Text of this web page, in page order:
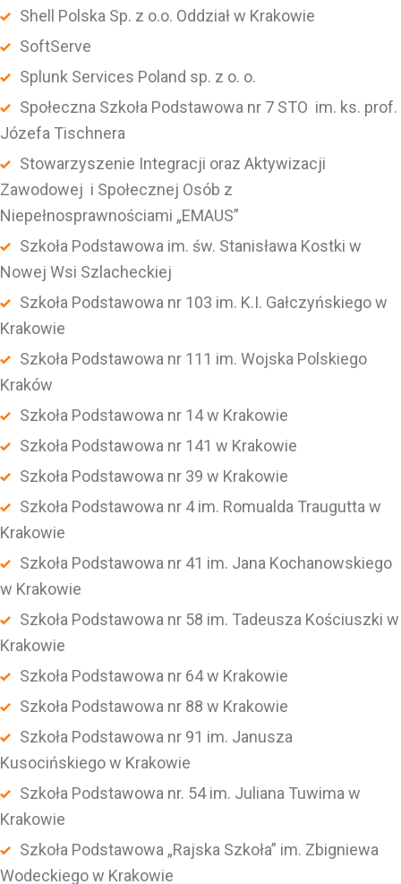
Shell Polska Sp. z o.o. Oddział w Krakowie
SoftServe
Splunk Services Poland sp. z o. o.
Społeczna Szkoła Podstawowa nr 7 STO im. ks. prof.
Józefa Tischnera
Stowarzyszenie Integracji oraz Aktywizacji
Zawodowej i Społecznej Osób z
Niepełnosprawnościami „EMAUS”
Szkoła Podstawowa im. św. Stanisława Kostki w
Nowej Wsi Szlacheckiej
Szkoła Podstawowa nr 103 im. K.I. Gałczyńskiego w
Krakowie
Szkoła Podstawowa nr 111 im. Wojska Polskiego
Kraków
Szkoła Podstawowa nr 14 w Krakowie
Szkoła Podstawowa nr 141 w Krakowie
Szkoła Podstawowa nr 39 w Krakowie
Szkoła Podstawowa nr 4 im. Romualda Traugutta w
Krakowie
Szkoła Podstawowa nr 41 im. Jana Kochanowskiego
w Krakowie
Szkoła Podstawowa nr 58 im. Tadeusza Kościuszki w
Krakowie
Szkoła Podstawowa nr 64 w Krakowie
Szkoła Podstawowa nr 88 w Krakowie
Szkoła Podstawowa nr 91 im. Janusza
Kusocińskiego w Krakowie
Szkoła Podstawowa nr. 54 im. Juliana Tuwima w
Krakowie
Szkoła Podstawowa „Rajska Szkoła” im. Zbigniewa
Wodeckiego w Krakowie